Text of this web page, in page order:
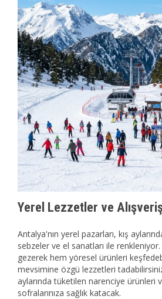
Yerel Lezzetler ve
Antalya'nın yerel pazarları, kış
sebzeler ve el sanatları ile
gezerek hem yöresel ürünleri
mevsimine özgü lezzetleri
aylarında tüketilen narenciye ürünleri
sofralarınıza sağlık katacak.